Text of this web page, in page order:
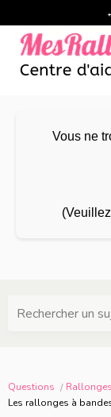
Vous ne
Rechercher un
Questions
Les rallonges à